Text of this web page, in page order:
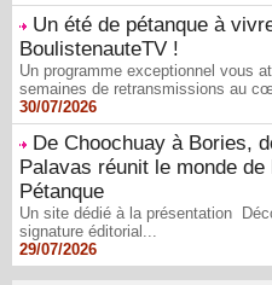
Un été de pétanque à
BoulistenauteTV !
Un programme exceptionnel vous
semaines de retransmissions au
30/07/2026
De Choochuay à Bories,
Palavas réunit le monde
Pétanque
Un site dédié à la présentation
signature éditorial...
29/07/2026